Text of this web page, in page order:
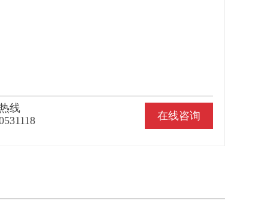
在线咨询
线